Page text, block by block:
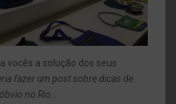
vocês a solução dos seus
fazer um post sobre dicas de
no Rio…